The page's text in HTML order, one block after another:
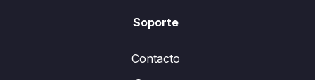
Soporte
Contacto